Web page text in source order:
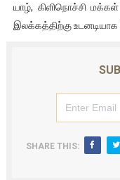
யாழ், கிளிநொச்சி
இலக்கத்திற்கு
SHARE THIS: